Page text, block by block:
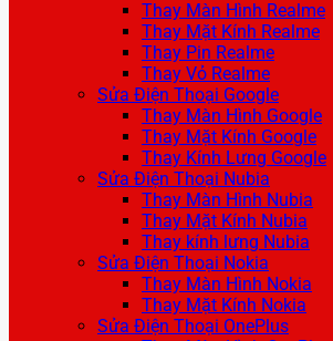
Thay Màn Hình Realme
Thay Mặt Kính Realme
Thay Pin Realme
Thay Vỏ Realme
Sửa Điện Thoại Google
Thay Màn Hình Google
Thay Mặt Kính Google
Thay Kính Lưng Google
Sửa Điện Thoại Nubia
Thay Màn Hình Nubia
Thay Mặt Kính Nubia
Thay kính lưng Nubia
Sửa Điện Thoại Nokia
Thay Màn Hình Nokia
Thay Mặt Kính Nokia
Sửa Điện Thoại OnePlus